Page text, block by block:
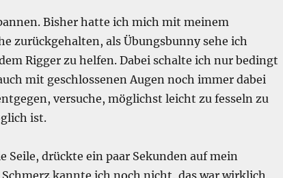
Bisher hatte ich mich mit meinem
zurückgehalten, als Übungsbunny sehe ich
Rigger zu helfen. Dabei schalte ich nur bedingt
mit geschlossenen Augen noch immer dabei
versuche, möglichst leicht zu fesseln zu
ist.
Seile, drückte ein paar Sekunden auf mein